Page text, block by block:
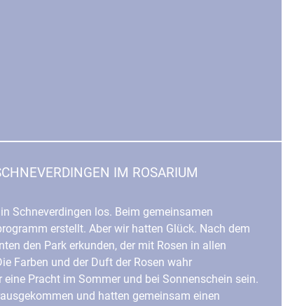
IM ROSARIUM
Schneverdingen los. Beim gemeinsamen
erstellt. Aber wir hatten Glück. Nach dem
den Park erkunden, der mit Rosen in allen
Farben und der Duft der Rosen wahr
Pracht im Sommer und bei Sonnenschein sein.
und hatten gemeinsam einen